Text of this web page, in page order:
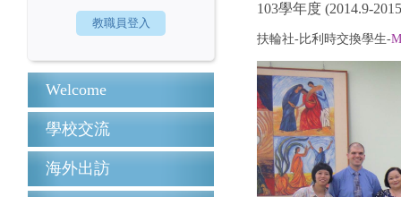
Welcome
學校交流
海外出訪
103學年度 (2014.9-
扶輪社-比利時交換學生-